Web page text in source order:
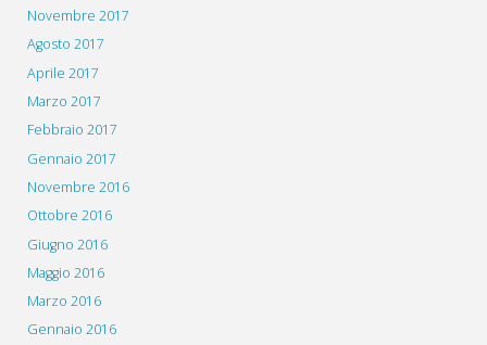
Novembre 2017
Agosto 2017
Aprile 2017
Marzo 2017
Febbraio 2017
Gennaio 2017
Novembre 2016
Ottobre 2016
Giugno 2016
Maggio 2016
Marzo 2016
Gennaio 2016